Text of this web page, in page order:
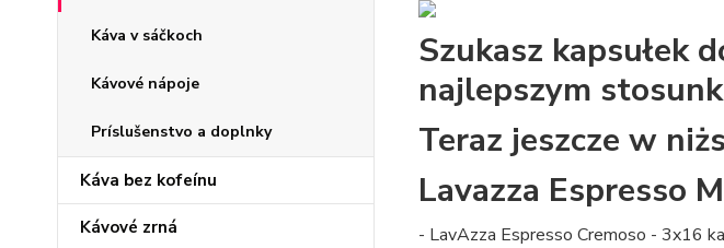
Káva v sáčkoch
Kávové nápoje
Príslušenstvo a doplnky
Káva bez kofeínu
Kávové zrná
Szukasz kapsułek
najlepszym
Teraz jeszcze w
Lavazza Espresso
- LavAzza Espresso Cremoso - 3x16